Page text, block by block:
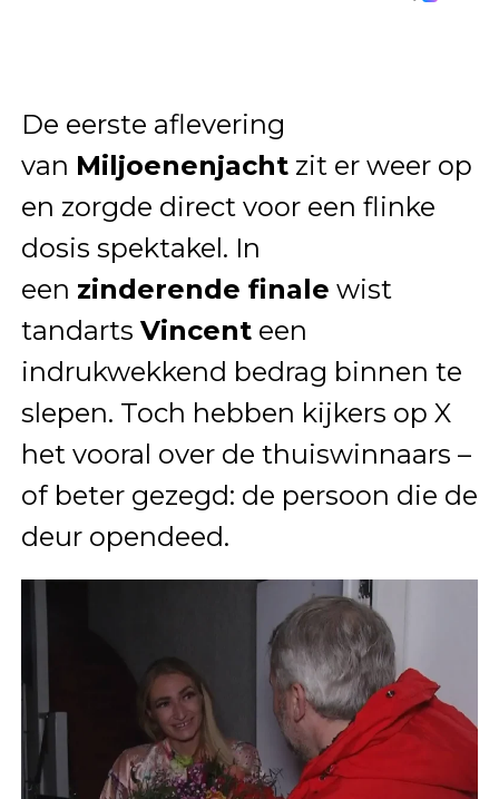
De eerste aflevering
van Miljoenenjachtzit er weer op
en zorgde direct voor een flinke
dosis spektakel. In
een zinderende finale wist
tandarts Vincenteen
indrukwekkend bedrag binnen te
slepen. Toch hebben kijkers op X
het vooral over de thuiswinnaars –
of beter gezegd: de persoon die de
deur opendeed.